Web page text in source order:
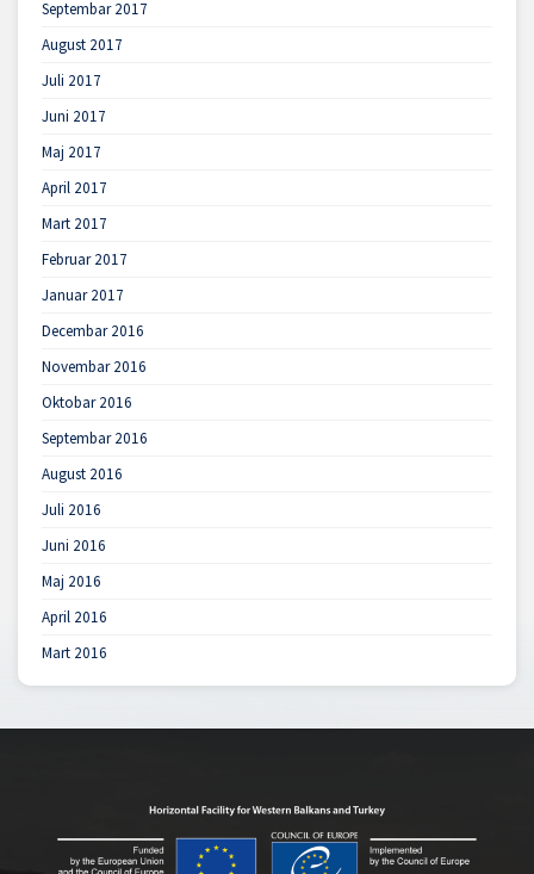
Septembar 2017
August 2017
Juli 2017
Juni 2017
Maj 2017
April 2017
Mart 2017
Februar 2017
Januar 2017
Decembar 2016
Novembar 2016
Oktobar 2016
Septembar 2016
August 2016
Juli 2016
Juni 2016
Maj 2016
April 2016
Mart 2016